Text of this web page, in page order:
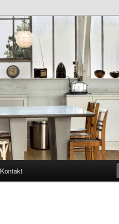
Kontakt